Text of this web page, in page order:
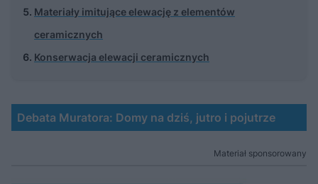
Materiały imitujące elewację z elementów
ceramicznych
Konserwacja elewacji ceramicznych
Debata Muratora: Domy na dziś, jutro i pojutrze
Materiał sponsorowany